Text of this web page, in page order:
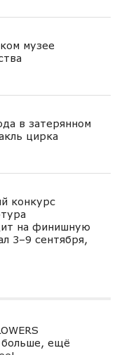
музее
в затерянном
цирка
конкурс
на финишную
3–9 сентября,
ещё